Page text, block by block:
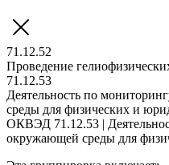
71.12.52
Проведение
71.12.53
Деятельность по
среды для физических и
ОКВЭД 71.12.53 |
окружающей среды для